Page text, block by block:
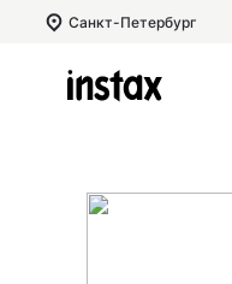
Санкт-Петербург